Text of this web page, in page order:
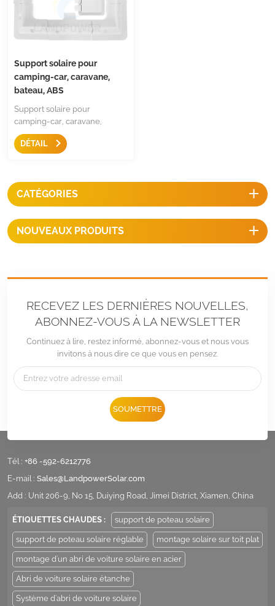
Support solaire pour
camping-car, caravane,
bateau, ABS
Support solaire pour
camping-car, caravane,
bateau, ABS est une structure
robuste et ne nécessite aucun
les bateaux-caravanes, les
capots de voiture, les garages,
les hangars, les yachts ou
autres surfaces planes.
DÉTAIL
CATÉGORIES
NOUVEAUX PRODUITS
RECEVEZ LES DERNIÈRES NOUVELLES,
ABONNEZ-VOUS À LA NEWSLETTER
Continuez à lire, restez informé, abonnez-vous et nous vous
invitons à nous dire ce que vous en pensez.
SOUMETTRE
Tél : +86 -592-6212776
E-mail : Sales@LandpowerSolar.com
Add : Unit 206-9, No 15, Duiying Road, Jimei District, Xiamen, China
ÉTIQUETTES CHAUDES : support de poteau solaire
support de poteau solaire réglable montage solaire sur toit plat
montage d'un abri de voiture solaire en acier
Abri de voiture solaire étanche
Système d'abri de voiture solaire